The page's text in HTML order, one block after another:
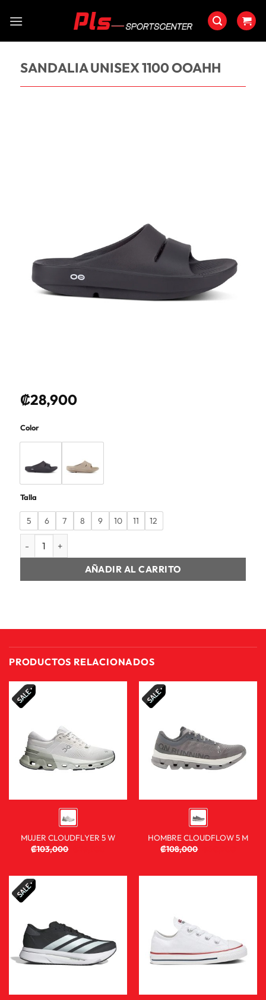
SANDALIA UNISEX 1100 OOAHH
₡28,900
Color
Talla
5 6 7 8 9 10 11
12
SANDALIA UNISEX 1100 OOAHH cantidad
AÑADIR AL CARRITO
PRODUCTOS RELACIONADOS
MUJER CLOUDFLYER 5 W
₡103,000
HOMBRE CLOUDFLOW 5 M
₡108,000